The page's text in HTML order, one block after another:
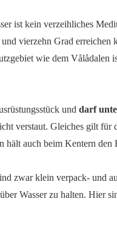
ist kein verzeihliches
vierzehn Grad erreichen
wie dem Vålådalen
und darf
verstaut. Gleiches gilt für
hält auch beim Kentern
zwar klein verpack- und
Wasser zu halten. Hier